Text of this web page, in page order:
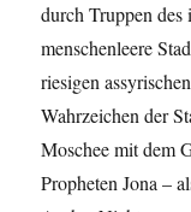
durch Truppen des
menschenleere
riesigen
Wahrzeichen der
Moschee mit dem
Propheten Jona –